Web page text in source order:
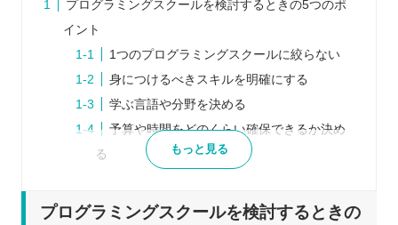
プログラミングスクールを検討するときの5つのポ
イント
1つのプログラミングスクールに絞らない
身につけるべきスキルを明確にする
学ぶ言語や分野を決める
予算や時間をどのくらい確保できるか決め
る
をチェックする
もっと見る
プログラミングスクールを検討するときの